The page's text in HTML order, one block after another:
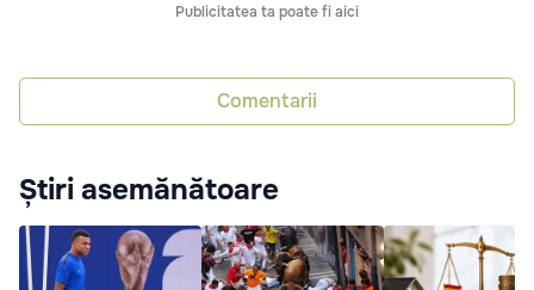
Publicitatea ta poate fi aici
Comentarii
Știri asemănătoare